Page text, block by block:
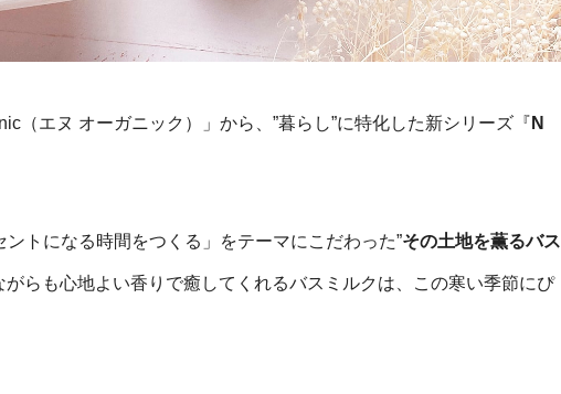
（エヌ オーガニック）」から、”暮らし”に特化した新シリーズ『 N
トになる時間をつくる」をテーマにこだわった”その土地を薫るバス
がらも心地よい香りで癒してくれるバスミルクは、この寒い季節にぴ